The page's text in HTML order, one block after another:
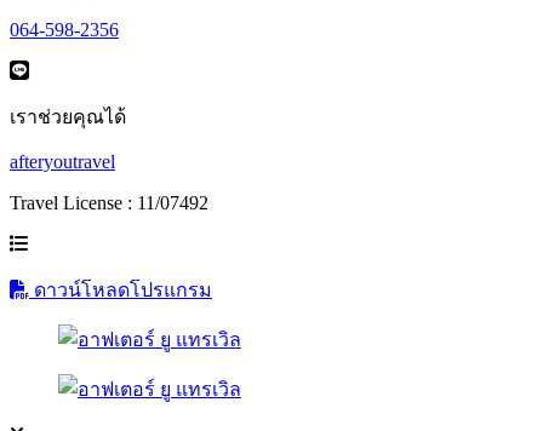
064-598-2356
เราช่วยคุณได้
afteryoutravel
Travel License : 11/07492
ดาวน์โหลดโปรแกรม